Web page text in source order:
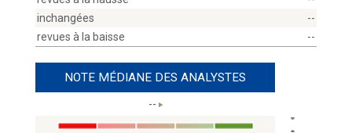
inchangées
--
revues à la baisse
--
NOTE MÉDIANE DES ANALYSTES
--